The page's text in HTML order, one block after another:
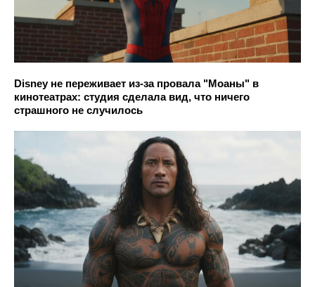
Disney не переживает из-за провала "Моаны" в
кинотеатрах: студия сделала вид, что ничего
страшного не случилось